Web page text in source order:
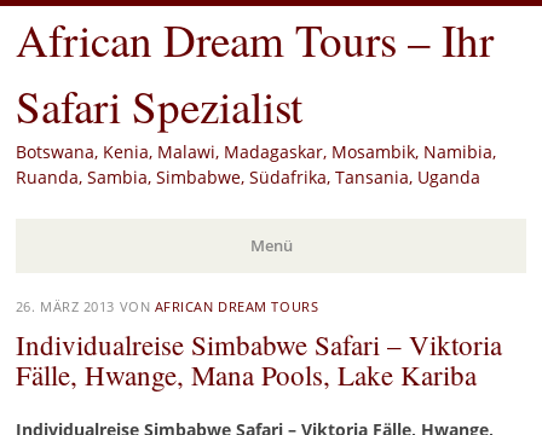
African Dream Tours – Ihr
Safari Spezialist
Botswana, Kenia, Malawi, Madagaskar, Mosambik, Namibia,
Ruanda, Sambia, Simbabwe, Südafrika, Tansania, Uganda
Menü
Zum
Inhalt
springen
26. MÄRZ 2013 VON AFRICAN DREAM TOURS
Individualreise Simbabwe Safari – Viktoria
Fälle, Hwange, Mana Pools, Lake Kariba
Individualreise Simbabwe Safari – Viktoria Fälle, Hwange,